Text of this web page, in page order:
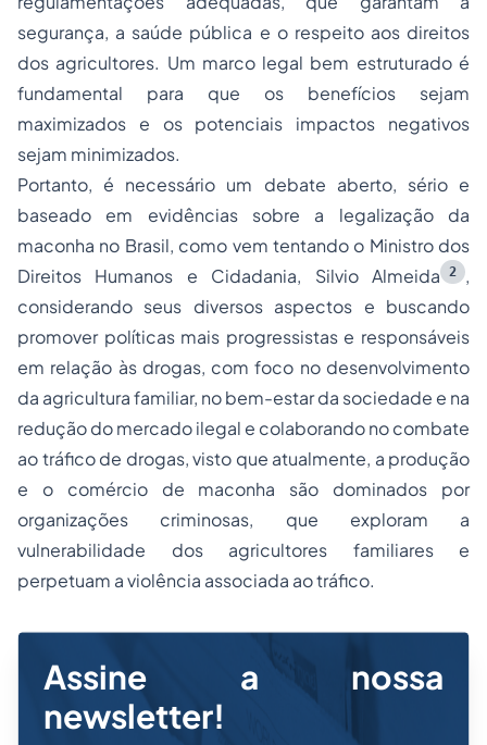
segurança, a saúde pública e o respeito aos direitos
dos agricultores. Um marco legal bem estruturado é
fundamental para que os benefícios sejam
maximizados e os potenciais impactos negativos
sejam minimizados.
Portanto, é necessário um debate aberto, sério e
baseado em evidências sobre a legalização da
maconha no Brasil, como vem tentando o Ministro dos
Direitos Humanos e Cidadania, Silvio Almeida
2
,
considerando seus diversos aspectos e buscando
promover políticas mais progressistas e responsáveis
em relação às drogas, com foco no desenvolvimento
da agricultura familiar, no bem-estar da sociedade e na
redução do mercado ilegal e colaborando no combate
ao tráfico de drogas, visto que atualmente, a produção
e o comércio de maconha são dominados por
organizações criminosas, que exploram a
vulnerabilidade dos agricultores familiares e
perpetuam a violência associada ao tráfico.
Assine a nossa
newsletter!